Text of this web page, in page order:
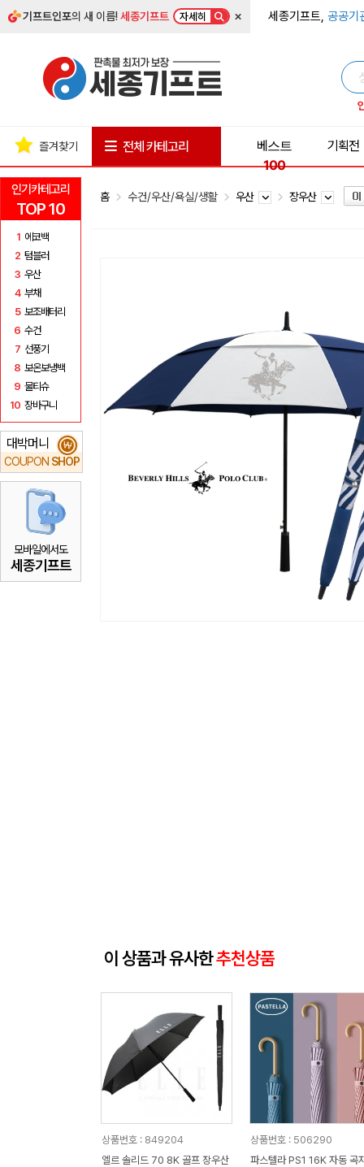
기프트인포의 새 이름!세종기프트 자세히 × 세종기프트, 공공기
인기카테고리
TOP 10
1 에코백
2 텀블러
3 우산
4 부채
5 보조배터리
6 수건
7 선풍기
8 보온보냉백
9 물티슈
10 장바구니
대박머니
COUPON SHOP
₩
모바일에서도
세종기프트
즐겨찾기 전체 카테고리
베스트
100
기획전
홈 수건/우산/욕실/생활 우산 장우산
이 상품과 유사한추천상품
상품번호 : 849204
엘르 솔리드 70 8K 골프 장우산
상품번호 : 506290
파스텔라 PS1 16K 자동 곡